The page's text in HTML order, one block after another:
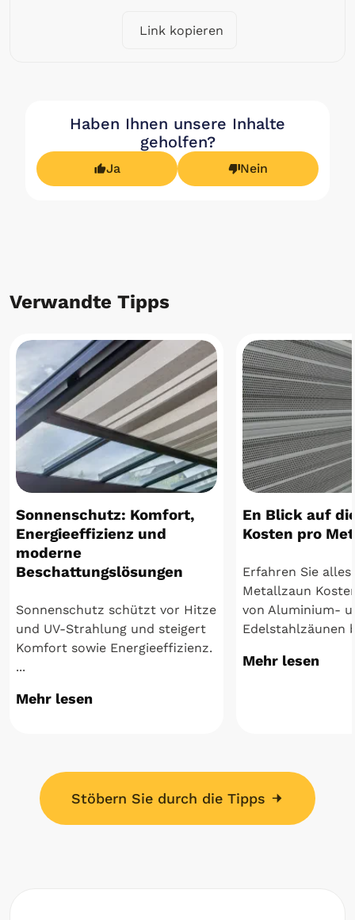
Link kopieren
Haben Ihnen unsere Inhalte
geholfen?
Ja Nein
Verwandte Tipps
Sonnenschutz: Komfort,
Energieeffizienz und
moderne
Beschattungslösungen
Sonnenschutz schützt vor Hitze
und UV-Strahlung und steigert
Komfort sowie Energieeffizienz.
...
Mehr lesen
En Blick auf
Kosten pro
Erfahren Sie
Metallzaun
von Aluminium-
Edelstahlzäunen
Mehr lesen
Stöbern Sie durch die Tipps